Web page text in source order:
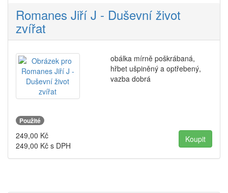
Romanes Jiří J - Duševní život
zvířat
obálka mírně poškrábaná,
hřbet ušpiněný a optřebený,
vazba dobrá
Použité
249,00 Kč
249,00 Kč s DPH